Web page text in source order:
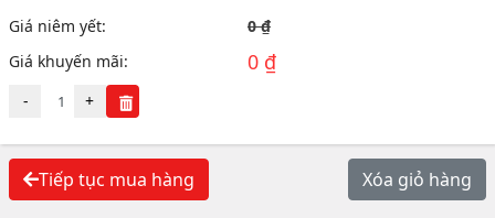
Giá niêm yết:
0 ₫
Giá khuyến mãi:
0 ₫
- +
Tiếp tục mua hàng Xóa giỏ hàng